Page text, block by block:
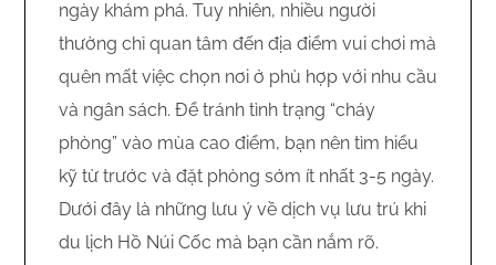
ngày khám phá. Tuy nhiên, nhiều người
thường chỉ quan tâm đến địa điểm vui chơi mà
quên mất việc chọn nơi ở phù hợp với nhu cầu
và ngân sách. Để tránh tình trạng “cháy
phòng” vào mùa cao điểm, bạn nên tìm hiểu
kỹ từ trước và đặt phòng sớm ít nhất 3-5 ngày.
Dưới đây là những lưu ý về dịch vụ lưu trú khi
du lịch Hồ Núi Cốc mà bạn cần nắm rõ.